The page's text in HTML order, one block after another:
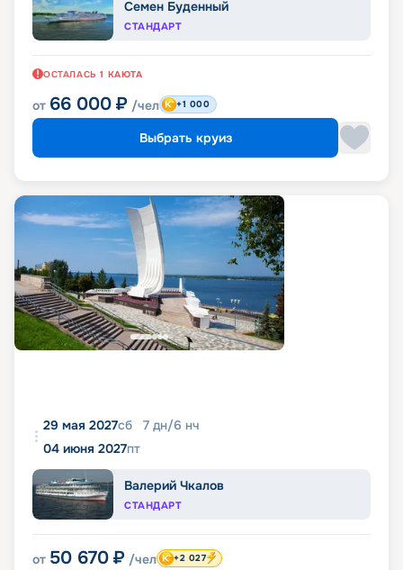
Семен Буденный
СТАНДАРТ
ОСТАЛАСЬ 1 КАЮТА
от 66 000 ₽ /чел +1 000
Выбрать круиз
29 мая 2027сб 7 дн/6 нч
04 июня 2027пт
Валерий Чкалов
СТАНДАРТ
от 50 670 ₽ /чел +2 027